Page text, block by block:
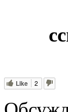
Like 2